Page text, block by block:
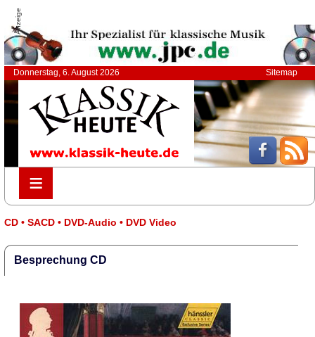
Anzeige
Donnerstag, 6. August 2026 Sitemap
≡
≡
CD • SACD • DVD-Audio • DVD Video
Besprechung CD